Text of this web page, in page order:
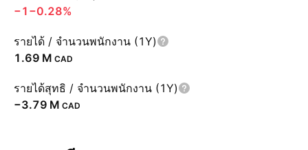
−1 −0.28%
รายได้ / จำนวนพนักงาน (1Y)
‪1.69 M‬ CAD
รายได้สุทธิ / จำนวนพนักงาน (1Y)
‪−3.79 M‬ CAD